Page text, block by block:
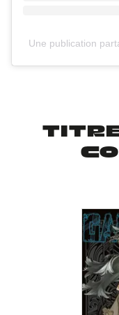
Une publication